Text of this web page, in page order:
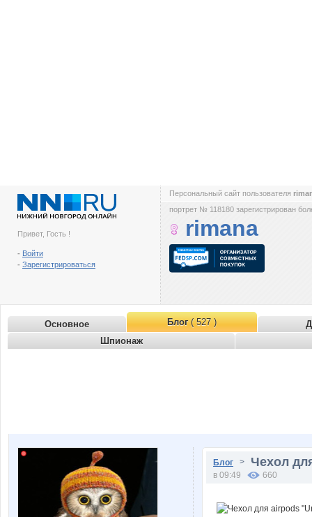
Привет, Гость !
- Войти
- Зарегистрироваться
Персональный сайт пользователя
портрет № 118180 зарегистрирован
rimana
Основное Блог( 527 )
Шпионаж
Блог > Чехол
в 09:49 660